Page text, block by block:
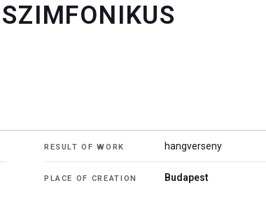
RESULT OF WORK hangverseny
PLACE OF CREATION Budapest